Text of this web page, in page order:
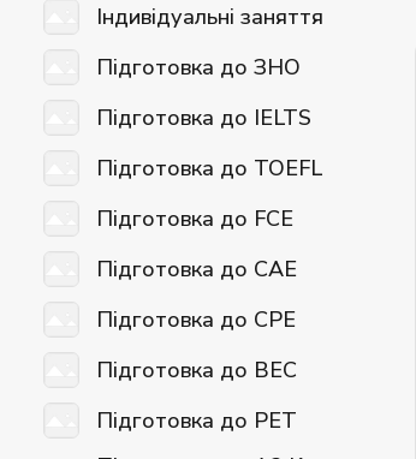
Індивідуальні заняття
Підготовка до ЗНО
Підготовка до IELTS
Підготовка до TOEFL
Підготовка до FCE
Підготовка до CAE
Підготовка до CPE
Підготовка до BEC
Підготовка до PET